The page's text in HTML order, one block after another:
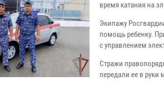
время катания на
Экипажу
помощь ребенку.
с управлением
Стражи
передали ее в руки